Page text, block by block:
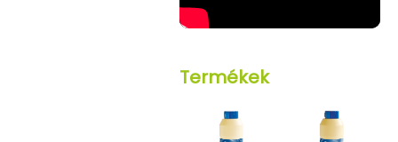
Termékek